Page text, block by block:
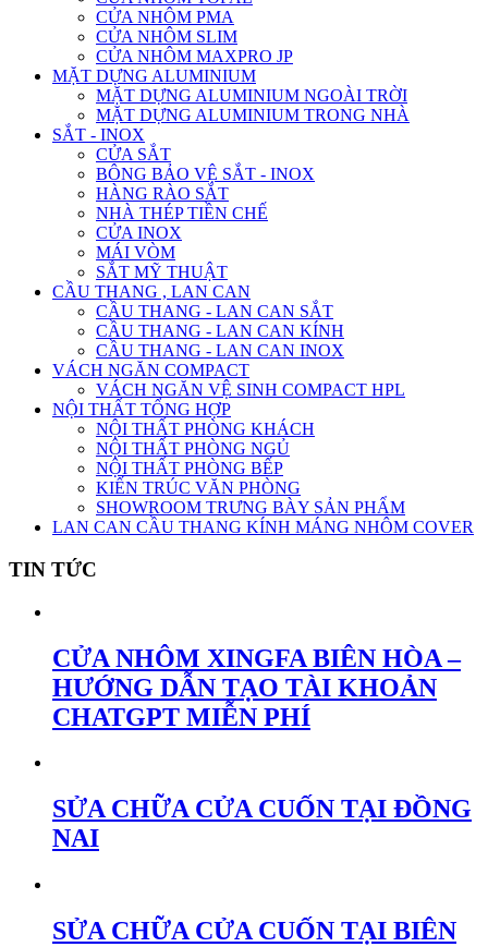
CỬA NHÔM PMA
CỬA NHÔM SLIM
CỬA NHÔM MAXPRO JP
MẶT DỰNG ALUMINIUM
MẶT DỰNG ALUMINIUM NGOÀI TRỜI
MẶT DỰNG ALUMINIUM TRONG NHÀ
SẮT - INOX
CỬA SẮT
BÔNG BẢO VỆ SẮT - INOX
HÀNG RÀO SẮT
NHÀ THÉP TIỀN CHẾ
CỬA INOX
MÁI VÒM
SẮT MỸ THUẬT
CẦU THANG , LAN CAN
CẦU THANG - LAN CAN SẮT
CẦU THANG - LAN CAN KÍNH
CẦU THANG - LAN CAN INOX
VÁCH NGĂN COMPACT
VÁCH NGĂN VỆ SINH COMPACT HPL
NỘI THẤT TỔNG HỢP
NỘI THẤT PHÒNG KHÁCH
NỘI THẤT PHÒNG NGỦ
NỘI THẤT PHÒNG BẾP
KIẾN TRÚC VĂN PHÒNG
SHOWROOM TRƯNG BÀY SẢN PHẨM
LAN CAN CẦU THANG KÍNH MÁNG NHÔM COVER
TIN TỨC
CỬA NHÔM XINGFA BIÊN HÒA –
HƯỚNG DẪN TẠO TÀI KHOẢN
CHATGPT MIỄN PHÍ
SỬA CHỮA CỬA CUỐN TẠI ĐỒNG
NAI
SỬA CHỮA CỬA CUỐN TẠI BIÊN